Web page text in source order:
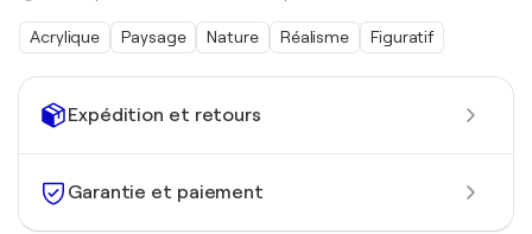
Expédition et retours
Garantie et paiement
Acrylique Paysage Nature Réalisme Figuratif